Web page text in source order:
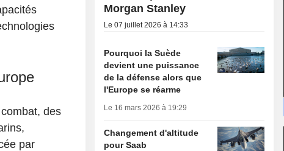
des
par
Morgan Stanley
Le 07 juillet 2026 à 14:33
Pourquoi la Suède
devient une puissance
de la défense alors que
l'Europe se réarme
Le 16 mars 2026 à 19:29
Changement d'altitude
pour Saab